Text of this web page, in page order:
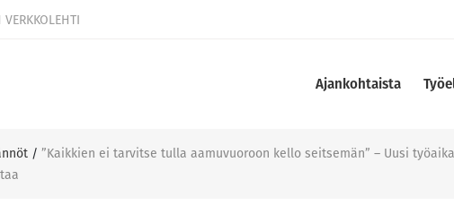
Ajankohtaista
/ ”Kaikkien ei tarvitse tulla aamuvuoroon kello seitsemän” – Uusi